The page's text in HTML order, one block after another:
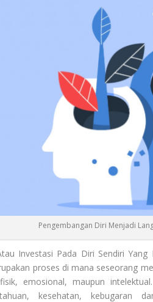
Pengembangan Diri Menjadi
Investasi Pada Diri Sendiri Yang
proses di mana seseorang
emosional, maupun
kesehatan, kebugaran